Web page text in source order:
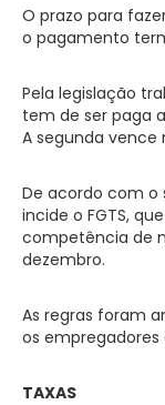
O prazo para
o pagamento
Pela legislação
tem de ser paga
A segunda vence
De acordo com o
incide o FGTS,
competência de
dezembro.
As regras foram
os
TAXAS